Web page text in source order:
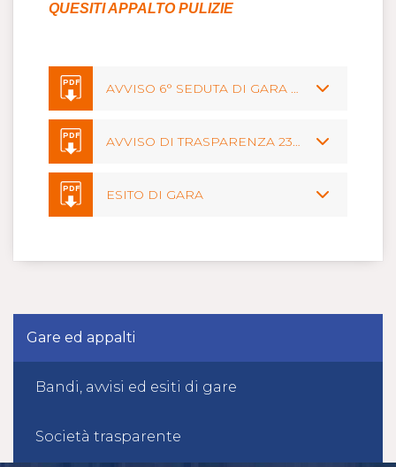
Gare ed appalti
Bandi, avvisi ed esiti di gare
Società trasparente
QUESITI APPALTO PULIZIE
PDF AVVISO 6° SEDUTA DI GARA 22 GENNAIO ORE 11:30
PDF AVVISO DI TRASPARENZA 23 GENNAIO 2019
PDF ESITO DI GARA